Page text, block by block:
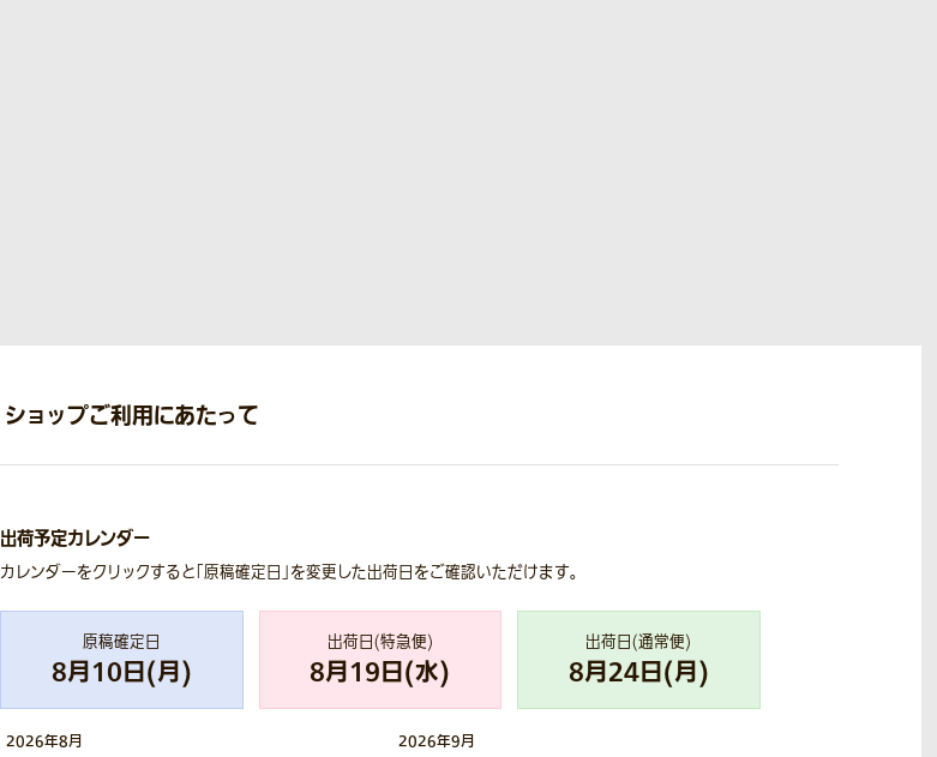
ショップご利用にあたって
出荷予定カレンダー
カレンダーをクリックすると「原稿確定日」を変更した出荷日をご確認いただけます。
原稿確定日
8月10日(月)
出荷日(特急便)
8月19日(水)
出荷日(通常便)
8月24日(月)
2026年8月 2026年9月